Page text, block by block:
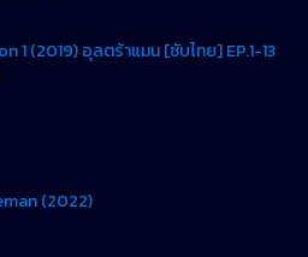
1 (2019) อุลตร้าแมน [ซับไทย] EP.1-13
(2022)